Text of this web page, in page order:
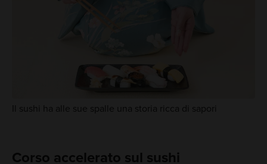
Il sushi ha alle sue spalle una storia ricca di sapori
Corso accelerato sul sushi